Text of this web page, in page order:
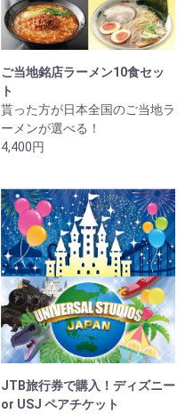
ご当地銘店ラーメン10食セッ
ト
貰った方が日本全国のご当地ラ
ーメンが選べる！
4,400円
JTB旅行券で購入！ディズニー
or USJ ペアチケット